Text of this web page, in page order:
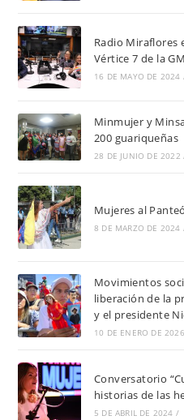
Radio Miraflores
Vértice 7 de la
16 DE MAYO DE 2024
Minmujer y
200 guariqueñas
28 DE JUNIO DE 2022
Mujeres al
8 DE MARZO DE 2024
Movimientos
liberación de la
y el presidente
10 DE ENERO DE 2026
Conversatorio
historias de las
5 DE ABRIL DE 2024 /